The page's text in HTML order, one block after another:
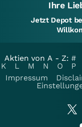
Ihre
Jetzt Depot
Aktien von A - Z: #
K
L M N O P
Impressum